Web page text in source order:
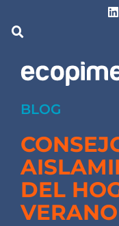
BLOG
DEL
VERANO